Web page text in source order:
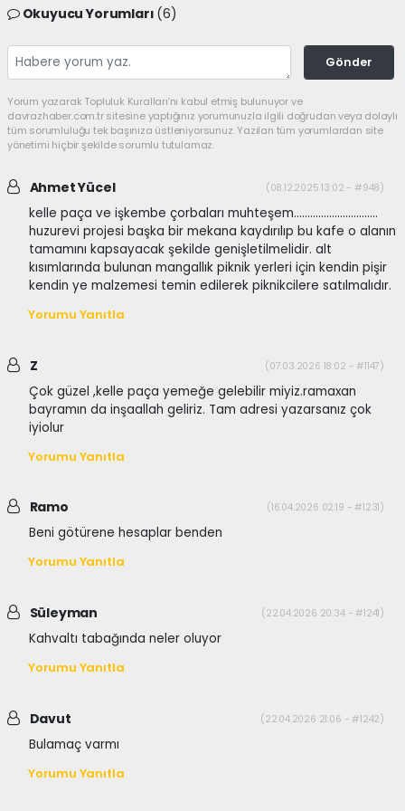
Okuyucu Yorumları (6)
Gönder
Yorum yazarak Topluluk Kuralları’nı kabul etmiş bulunuyor ve
davrazhaber.com.tr sitesine yaptığınız yorumunuzla ilgili doğrudan veya dolaylı
tüm sorumluluğu tek başınıza üstleniyorsunuz. Yazılan tüm yorumlardan site
yönetimi hiçbir şekilde sorumlu tutulamaz.
Ahmet Yücel (08.12.2025 13:02 - #948)
kelle paça ve işkembe çorbaları muhteşem...............................
huzurevi projesi başka bir mekana kaydırılıp bu kafe o alanın
tamamını kapsayacak şekilde genişletilmelidir. alt
kısımlarında bulunan mangallık piknik yerleri için kendin pişir
kendin ye malzemesi temin edilerek piknikcilere satılmalıdır.
Yorumu Yanıtla
Z (07.03.2026 18:02 - #1147)
Çok güzel ,kelle paça yemeğe gelebilir miyiz.ramaxan
bayramın da inşaallah geliriz. Tam adresi yazarsanız çok
iyiolur
Yorumu Yanıtla
Ramo (16.04.2026 02:19 - #1231)
Beni götürene hesaplar benden
Yorumu Yanıtla
Süleyman (22.04.2026 20:34 - #1241)
Kahvaltı tabağında neler oluyor
Yorumu Yanıtla
Davut (22.04.2026 21:06 - #1242)
Bulamaç varmı
Yorumu Yanıtla